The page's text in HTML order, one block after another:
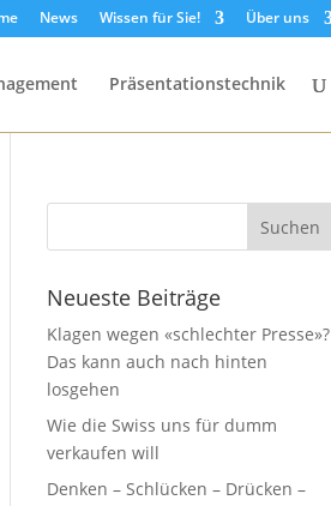
News Wissen für Sie! Über uns
Präsentationstechnik
Neueste Beiträge
Klagen wegen «schlechter Presse»?
Das kann auch nach hinten
losgehen
Wie die Swiss uns für dumm
verkaufen will
Denken – Schlücken – Drücken –